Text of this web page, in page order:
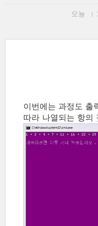
오뇽
이번에는 과정도 출
따라 나열되는 항의